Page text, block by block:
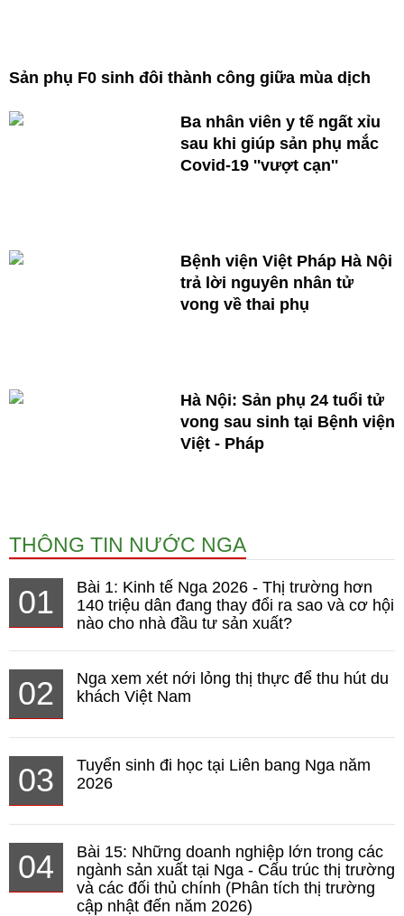
Sản phụ F0 sinh đôi thành công giữa mùa dịch
Ba nhân viên y tế ngất xỉu
sau khi giúp sản phụ mắc
Covid-19 ''vượt cạn''
Bệnh viện Việt Pháp Hà Nội
trả lời nguyên nhân tử
vong về thai phụ
Hà Nội: Sản phụ 24 tuổi tử
vong sau sinh tại Bệnh viện
Việt - Pháp
THÔNG TIN NƯỚC NGA
01
Bài 1: Kinh tế Nga 2026 - Thị trường hơn
140 triệu dân đang thay đổi ra sao và cơ hội
nào cho nhà đầu tư sản xuất?
02
Nga xem xét nới lỏng thị thực để thu hút du
khách Việt Nam
03
Tuyển sinh đi học tại Liên bang Nga năm
2026
04
Bài 15: Những doanh nghiệp lớn trong các
ngành sản xuất tại Nga - Cấu trúc thị trường
và các đối thủ chính (Phân tích thị trường
cập nhật đến năm 2026)